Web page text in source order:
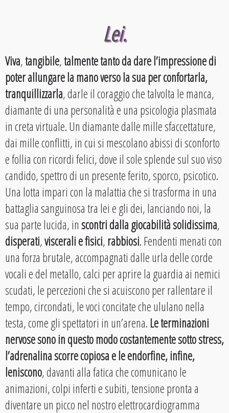
Lei.
Viva,tangibile,talmente tanto da dare l’impressione di
poter allungare la mano verso la sua per confortarla,
tranquillizzarla, darle il coraggio che talvolta le manca,
diamante di una personalità e una psicologia plasmata
in creta virtuale. Un diamante dalle mille sfaccettature,
dai mille conflitti, in cui si mescolano abissi di sconforto
e follia con ricordi felici, dove il sole splende sul suo viso
candido, spettro di un presente ferito, sporco, psicotico.
Una lotta impari con la malattia che si trasforma in una
battaglia sanguinosa tra lei e gli dei, lanciando noi, la
sua parte lucida, inscontri dalla giocabilità solidissima,
disperati,viscerali e fisici,rabbiosi. Fendenti menati con
una forza brutale, accompagnati dalle urla delle corde
vocali e del metallo, calci per aprire la guardia ai nemici
scudati, le percezioni che si acuiscono per rallentare il
tempo, circondati, le voci concitate che ululano nella
testa, come gli spettatori in un’arena.Le terminazioni
nervose sono in questo modo costantemente sotto stress,
l’adrenalina scorre copiosa e le endorfine, infine,
leniscono, davanti alla fatica che comunicano le
animazioni, colpi inferti e subiti, tensione pronta a
diventare un picco nel nostro elettrocardiogramma